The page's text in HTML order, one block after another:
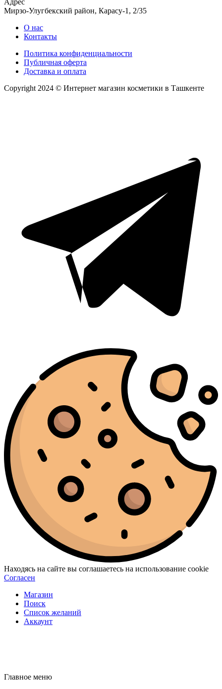
Адрес
Мирзо-Улугбекский район, Карасу-1, 2/35
О нас
Контакты
Политика конфиденциальности
Публичная оферта
Доставка и оплата
Copyright 2024 © Интернет магазин косметики в Ташкенте
Находясь на сайте вы соглашаетесь на использование cookie
Согласен
Магазин
Поиск
Список желаний
Аккаунт
Главное меню